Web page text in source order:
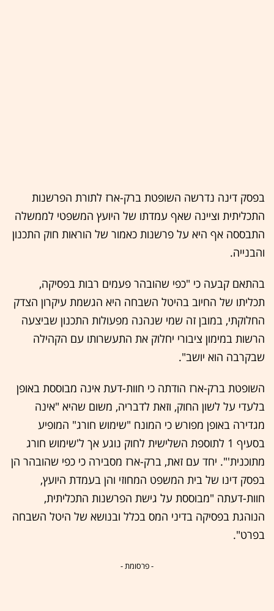
בפסק דינה נדרשה השופטת ברק-ארז לתורת הפרשנות
התכליתית וציינה שאף עמדתו של היועץ המשפטי לממשלה
התבססה אף היא על פרשנות כאמור של הוראות חוק התכנון
והבנייה.
בהתאם קבעה כי "כפי שהובהר פעמים רבות בפסיקה,
תכליתו של החיוב בהיטל השבחה היא הגשמת עיקרון הצדק
החלוקתי, במובן זה שמי שנהנה מפעולות התכנון שביצעה
הרשות במימון ציבורי יחלוק את התעשרותו עם הקהילה
שבקרבה הוא יושב".
השופטת ברק-ארז הודתה כי חוות-דעת אינה מבוססת באופן
בלעדי על לשון החוק, וזאת לדבריה, משום שהיא "אינה
מגדירה באופן מפורש כי המונח "שימוש חורג" המופיע
בסעיף 1 לתוספת השלישית לחוק נוגע אך ל'שימוש חורג
מתוכנית'". יחד עם זאת, ברק-ארז מסבירה כי כפי שהובהר הן
בפסק דינו של בית המשפט המחוזי והן בעמדת היועץ,
חוות-דעתה "מבוססת על גישת הפרשנות התכליתית,
הנוהגת בפסיקה בדיני המס בכלל ובנושא של היטל השבחה
בפרט".
- פרסומת -